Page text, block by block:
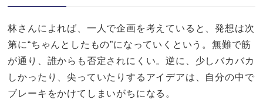
林さんによれば、一人で企画を考えていると、発想は次
第に“ちゃんとしたもの”になっていくという。無難で筋
が通り、誰からも否定されにくい。逆に、少しバカバカ
しかったり、尖っていたりするアイデアは、自分の中で
ブレーキをかけてしまいがちになる。